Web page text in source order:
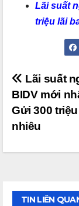
Lãi suất
triệu lãi
Điều
hướng
bài
viết
Lãi suất
BIDV mới
Gửi 300
nhiêu
TIN LIÊN